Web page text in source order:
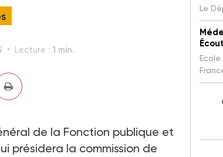
Lecture : 1 min.
de la Fonction publique et
présidera la commission de
Le